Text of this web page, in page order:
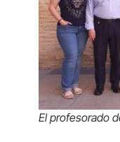
El profesorado